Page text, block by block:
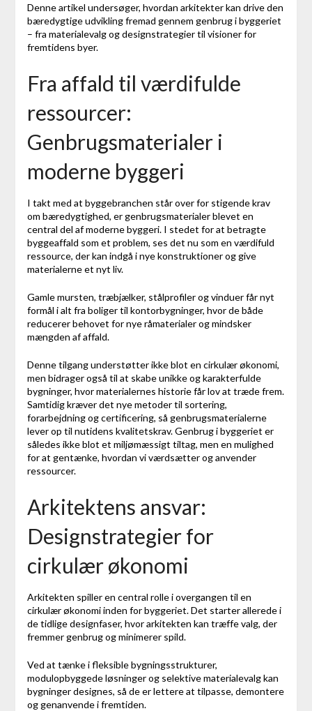
Denne artikel undersøger, hvordan arkitekter kan drive den
bæredygtige udvikling fremad gennem genbrug i byggeriet
– fra materialevalg og designstrategier til visioner for
fremtidens byer.
Fra affald til værdifulde
ressourcer:
Genbrugsmaterialer i
moderne byggeri
I takt med at byggebranchen står over for stigende krav
om bæredygtighed, er genbrugsmaterialer blevet en
central del af moderne byggeri. I stedet for at betragte
byggeaffald som et problem, ses det nu som en værdifuld
ressource, der kan indgå i nye konstruktioner og give
materialerne et nyt liv.
Gamle mursten, træbjælker, stålprofiler og vinduer får nyt
formål i alt fra boliger til kontorbygninger, hvor de både
reducerer behovet for nye råmaterialer og mindsker
mængden af affald.
Denne tilgang understøtter ikke blot en cirkulær økonomi,
men bidrager også til at skabe unikke og karakterfulde
bygninger, hvor materialernes historie får lov at træde frem.
Samtidig kræver det nye metoder til sortering,
forarbejdning og certificering, så genbrugsmaterialerne
lever op til nutidens kvalitetskrav. Genbrug i byggeriet er
således ikke blot et miljømæssigt tiltag, men en mulighed
for at gentænke, hvordan vi værdsætter og anvender
ressourcer.
Arkitektens ansvar:
Designstrategier for
cirkulær økonomi
Arkitekten spiller en central rolle i overgangen til en
cirkulær økonomi inden for byggeriet. Det starter allerede i
de tidlige designfaser, hvor arkitekten kan træffe valg, der
fremmer genbrug og minimerer spild.
Ved at tænke i fleksible bygningsstrukturer,
modulopbyggede løsninger og selektive materialevalg kan
bygninger designes, så de er lettere at tilpasse, demontere
og genanvende i fremtiden.